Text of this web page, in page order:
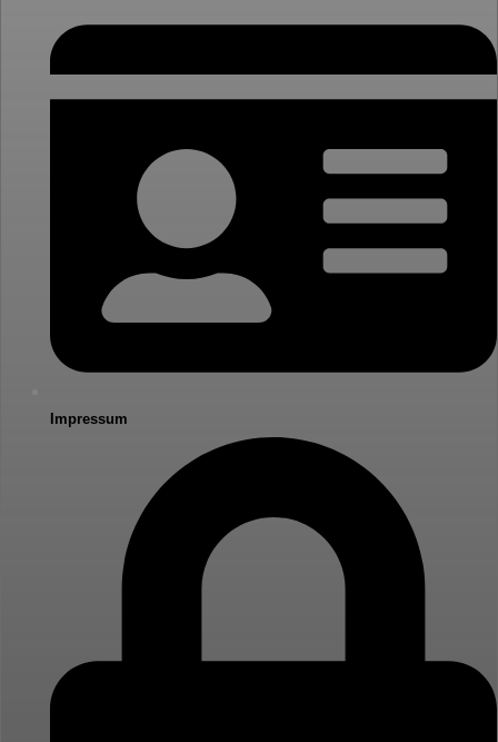
Impressum